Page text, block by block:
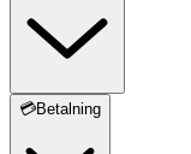
💳Betalning